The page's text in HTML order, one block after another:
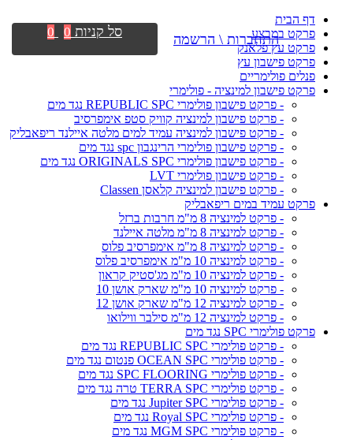
דף הבית
פרקט במבצע
פרקט עץ פלאנק
פרקט פישבון עץ
פנלים פולימריים
פרקט פישבון למינציה - פולימרי
- פרקט פישבון פולימרי REPUBLIC SPC נגד מים
- פרקט פישבון למינציה קוויק סטפ אימפרסיב
- פרקט פישבון למינציה עמיד למים מלטה איילנד ריפאבליק
- פרקט פישבון פולימרי הרינגבון spc נגד מים
- פרקט פישבון פולימרי ORIGINALS SPC נגד מים
- פרקט פישבון פולימרי LVT
- פרקט פישבון למינציה קלאסן Classen
פרקט עמיד במים ריפאבליק
- פרקט למינציה 8 מ"מ חרבות ברזל
- פרקט למינציה 8 מ"מ מלטה איילנד
- פרקט למינציה 8 מ"מ אימפרסיב פלוס
- פרקט למינציה 10 מ"מ אימפרסיב פלוס
- פרקט למינציה 10 מ"מ מג'סטיק קראון
- פרקט למינציה 10 מ"מ שארק אושן 10
- פרקט למינציה 12 מ"מ שארק אושן 12
- פרקט למינציה 12 מ"מ סילבר ווילואו
פרקט פולימרי SPC נגד מים
- פרקט פולימרי REPUBLIC SPC נגד מים
- פרקט פולימרי OCEAN SPC פנטום נגד מים
- פרקט פולימרי SPC FLOORING נגד מים
- פרקט פולימרי TERRA SPC טרה נגד מים
- פרקט פולימרי Jupiter SPC נגד מים
- פרקט פולימרי Royal SPC נגד מים
- פרקט פולימרי MGM SPC נגד מים
התחברות \ הרשמה סל קניות 0
0